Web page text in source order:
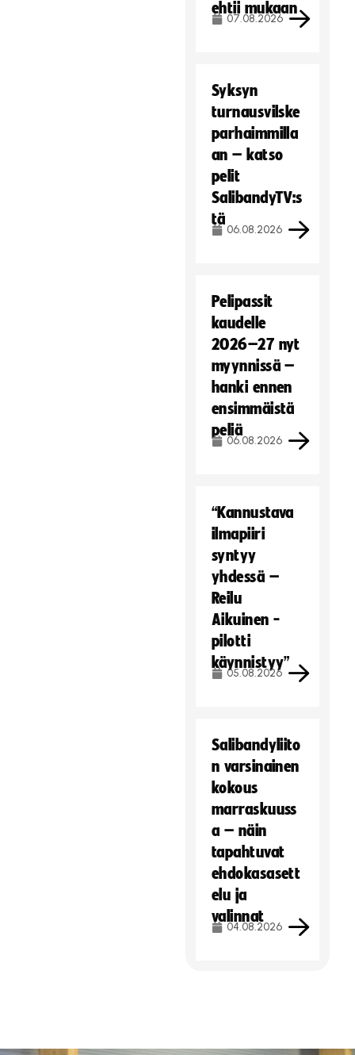
ehtii mukaan
07.08.2026
Syksyn
turnausvilske
parhaimmilla
an – katso
pelit
SalibandyTV:s
tä
06.08.2026
Pelipassit
kaudelle
2026–27 nyt
myynnissä –
hanki ennen
ensimmäistä
peliä
06.08.2026
“Kannustava
ilmapiiri
syntyy
yhdessä –
Reilu
Aikuinen -
pilotti
käynnistyy”
05.08.2026
Salibandyliito
n varsinainen
kokous
marraskuuss
a – näin
tapahtuvat
ehdokasasett
elu ja
valinnat
04.08.2026